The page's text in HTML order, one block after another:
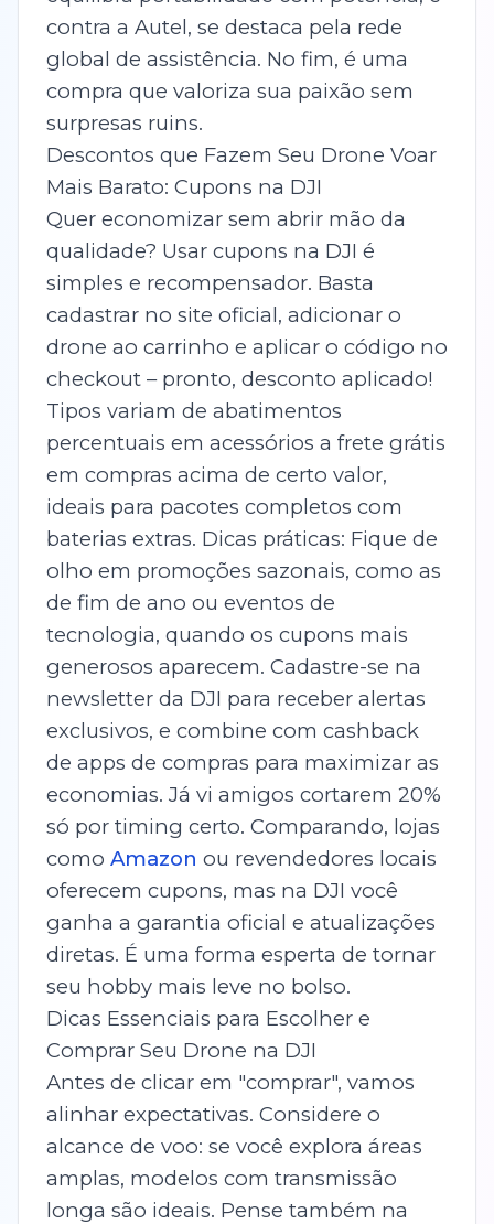
contra a Autel, se destaca pela rede
global de assistência. No fim, é uma
compra que valoriza sua paixão sem
surpresas ruins.
Descontos que Fazem Seu Drone Voar
Mais Barato: Cupons na DJI
Quer economizar sem abrir mão da
qualidade? Usar cupons na DJI é
simples e recompensador. Basta
cadastrar no site oficial, adicionar o
drone ao carrinho e aplicar o código no
checkout – pronto, desconto aplicado!
Tipos variam de abatimentos
percentuais em acessórios a frete grátis
em compras acima de certo valor,
ideais para pacotes completos com
baterias extras. Dicas práticas: Fique de
olho em promoções sazonais, como as
de fim de ano ou eventos de
tecnologia, quando os cupons mais
generosos aparecem. Cadastre-se na
newsletter da DJI para receber alertas
exclusivos, e combine com cashback
de apps de compras para maximizar as
economias. Já vi amigos cortarem 20%
só por timing certo. Comparando, lojas
como Amazon ou revendedores locais
oferecem cupons, mas na DJI você
ganha a garantia oficial e atualizações
diretas. É uma forma esperta de tornar
seu hobby mais leve no bolso.
Dicas Essenciais para Escolher e
Comprar Seu Drone na DJI
Antes de clicar em "comprar", vamos
alinhar expectativas. Considere o
alcance de voo: se você explora áreas
amplas, modelos com transmissão
longa são ideais. Pense também na